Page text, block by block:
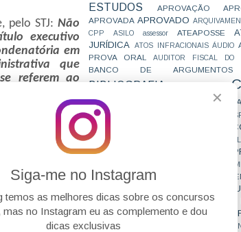
✕
Siga-me no Instagram
temos as melhores dicas sobre os concursos
no Instagram eu as complemento e dou
dicas exclusivas
pelo STJ: Não
executivo
em
que
referem ao
do valor da
momento da
tema que,
ESTUDOS
APROVAÇÃO
APROVADA APROVADO
CPP
ASILO assessor ATEAPOSSE
JURÍDICA
ATOS INFRACIONAIS ÁUDIO
PROVA ORAL
AUDITOR FISCAL DO
BANCO DE ARGUMENTOS
BIBLIOGRAFIA
VAI CAIR
CARREIRAS
JURÍDICAS
CF
CÓDIGO DE TRÂNSITO BRASILEIRO
COMBATE À CORRUPÇÃO
COMO SE
AJUSTAMENTO DE CONDUTA
CONCURSO
CONCURSO
CONCURSOS
CONCURSOS
CONCURSOS NÍVEL HARD